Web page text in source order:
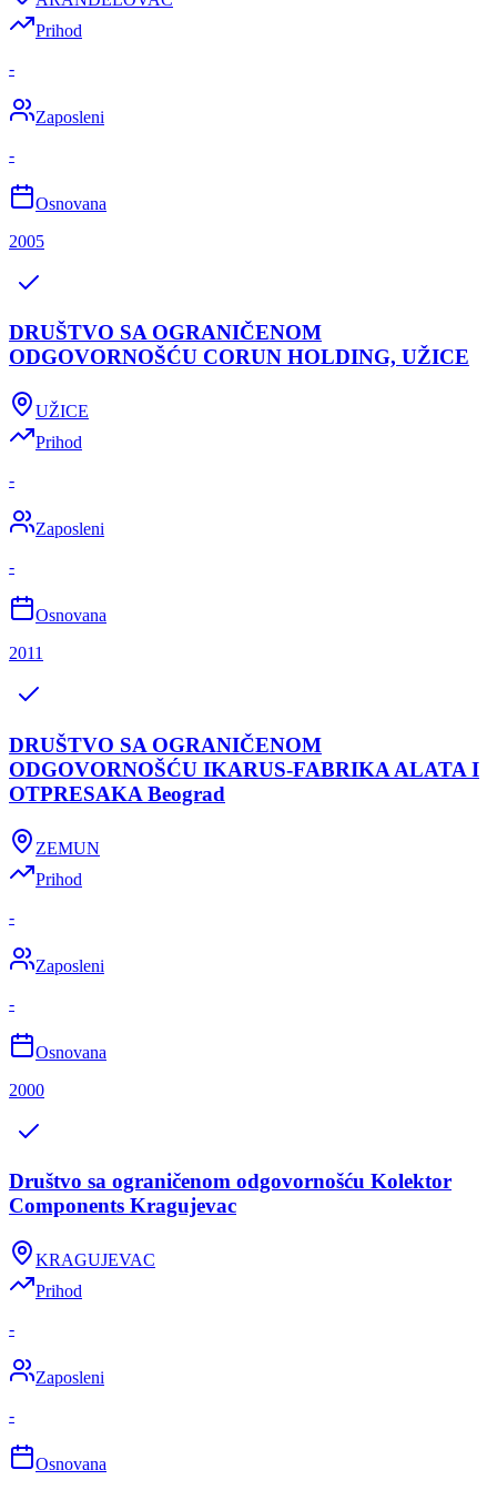
Prihod
-
Zaposleni
-
Osnovana
2005
DRUŠTVO SA OGRANIČENOM
ODGOVORNOŠĆU CORUN HOLDING, UŽICE
UŽICE
Prihod
-
Zaposleni
-
Osnovana
2011
DRUŠTVO SA OGRANIČENOM
ODGOVORNOŠĆU IKARUS-FABRIKA ALATA I
OTPRESAKA Beograd
ZEMUN
Prihod
-
Zaposleni
-
Osnovana
2000
Društvo sa ograničenom odgovornošću Kolektor
Components Kragujevac
KRAGUJEVAC
Prihod
-
Zaposleni
-
Osnovana